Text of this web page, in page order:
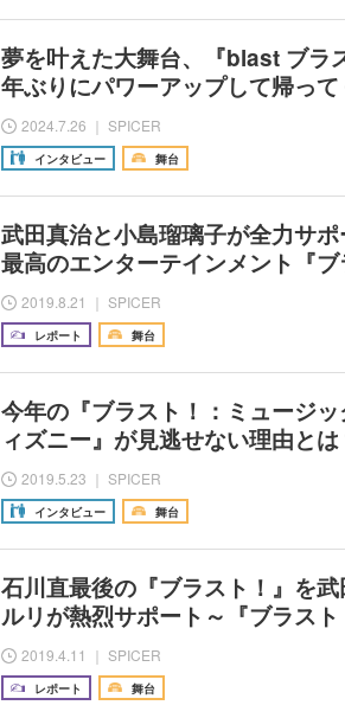
夢を叶えた大舞台、『blast ブラ
年ぶりにパワーアップして帰っ
2024.7.26 ｜ SPICER
インタビュー 舞台
武田真治と小島瑠璃子が全力サ
最高のエンターテインメント『
2019.8.21 ｜ SPICER
レポート 舞台
今年の『ブラスト！：ミュージ
ィズニー』が見逃せない理由と
2019.5.23 ｜ SPICER
インタビュー 舞台
石川直最後の『ブラスト！』を
ルリが熱烈サポート～『ブラス
2019.4.11 ｜ SPICER
レポート 舞台